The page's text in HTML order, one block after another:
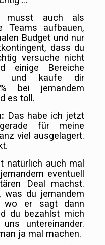
auch als
Teams aufbauen,
Budget und nur
dass du
versuche nicht
einige Bereiche
und kaufe dir
bei jemandem
es toll.
Das habe ich jetzt
für meine
viel ausgelagert.
natürlich auch mal
eventuell
Deal machst.
was du jemandem
wo er sagt dann
du bezahlst mich
untereinander.
ja mal machen.